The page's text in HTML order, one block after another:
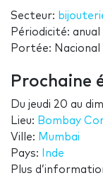
Secteur:
Périodicité: anual
Portée: Nacional
Prochaine
Du jeudi 20 au
Lieu: Bombay
Ville: Mumbai
Pays:
Inde
Plus